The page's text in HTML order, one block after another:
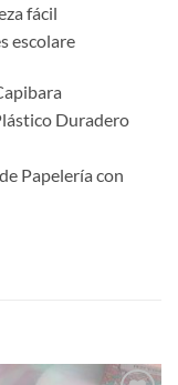
fácil
escolare
Duradero
Papelería con